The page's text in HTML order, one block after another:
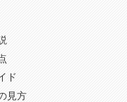
ド
見方